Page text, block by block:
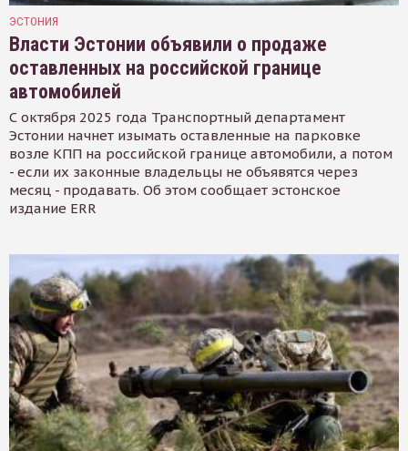
ЭСТОНИЯ
Власти Эстонии объявили о продаже
оставленных на российской границе
автомобилей
С октября 2025 года Транспортный департамент
Эстонии начнет изымать оставленные на парковке
возле КПП на российской границе автомобили, а потом
- если их законные владельцы не объявятся через
месяц - продавать. Об этом сообщает эстонское
издание ERR